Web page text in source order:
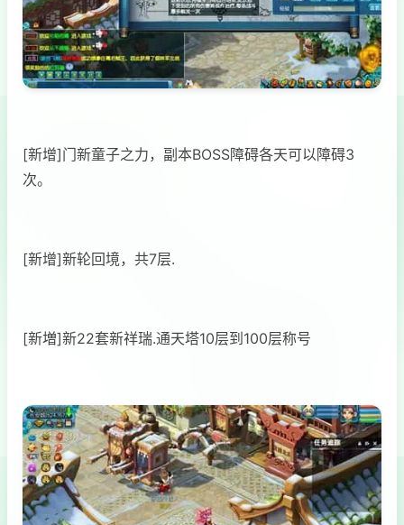
[新增]门新童子之力，副本BOSS障碍各天可以障碍3
次。
[新增]新轮回境，共7层.
[新増]新22套新祥瑞.通天塔10层到100层称号